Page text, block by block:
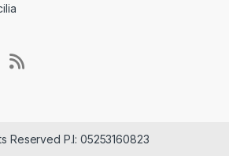
Reserved P.I: 05253160823